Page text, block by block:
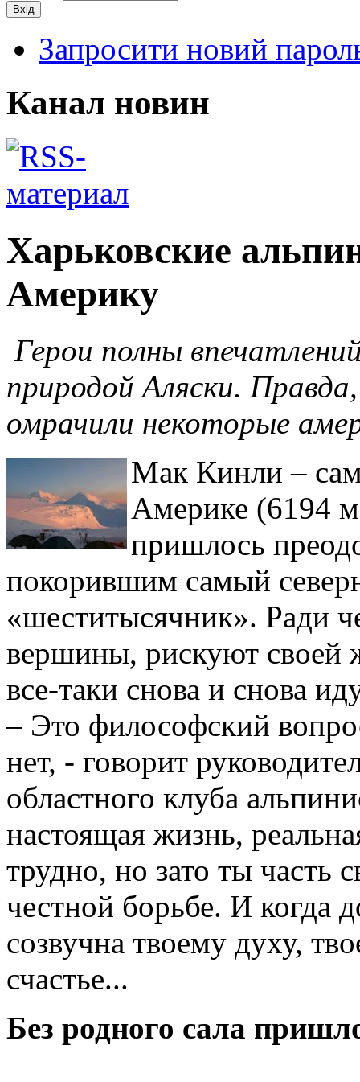
Запросити новий
Канал новин
Харьковские
Америку
Герои полны
природой Аляски.
омрачили некоторые
Мак Кинли –
Америке (6194
пришлось
покорившим самый
«шеститысячник». Ради
вершины, рискуют своей
все-таки снова и снова
– Это философский
нет, - говорит
областного клуба
настоящая жизнь,
трудно, но зато ты часть
честной борьбе. И когда
созвучна твоему духу,
счастье...
Без родного сала